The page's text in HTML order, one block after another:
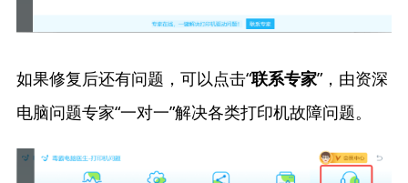
如果修复后还有问题，可以点击“联系专家”，由资深
电脑问题专家“一对一”解决各类打印机故障问题。